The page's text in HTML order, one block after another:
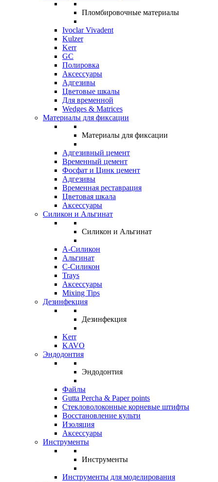
Пломбировочные материалы
Ivoclar Vivadent
Kulzer
Kerr
GC
Полировка
Аксессуары
Адгезивы
Цветовые шкалы
Для временной
Wedges & Matrices
Материалы для фиксации
Материалы для фиксации
Адгезивный цемент
Временный цемент
Фосфат и Цинк цемент
Адгезивы
Временная реставрация
Цветовая шкала
Аксессуары
Силикон и Альгинат
Силикон и Альгинат
A-Силикон
Альгинат
C-Силикон
Trays
Аксессуары
Mixing Tips
Дезинфекция
Дезинфекция
Kerr
KAVO
Эндодонтия
Эндодонтия
Файлы
Gutta Percha & Paper points
Стекловолоконные корневые штифты
Восстановление культи
Изоляция
Аксессуары
Инструменты
Инструменты
Инструменты для моделирования